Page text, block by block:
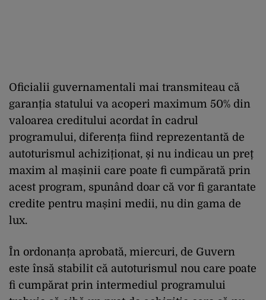
Oficialii guvernamentali mai transmiteau că
garanția statului va acoperi maximum 50% din
valoarea creditului acordat în cadrul
programului, diferența fiind reprezentantă de
autoturismul achiziționat, și nu indicau un preț
maxim al mașinii care poate fi cumpărată prin
acest program, spunând doar că vor fi garantate
credite pentru mașini medii, nu din gama de
lux.
În ordonanța aprobată, miercuri, de Guvern
este însă stabilit că autoturismul nou care poate
fi cumpărat prin intermediul programului